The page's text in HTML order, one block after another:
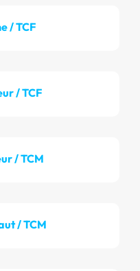
/ TCF
/ TCF
/ TCM
/ TCM